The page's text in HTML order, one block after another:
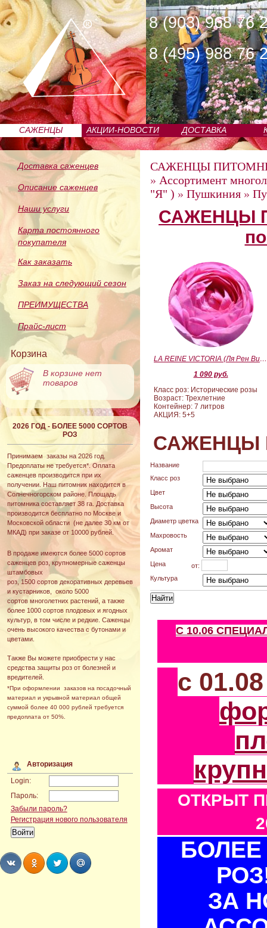
8 (903) 968 76
8 (495) 988 76
САЖЕНЦЫ
ПИТОМНИКА
АКЦИИ-НОВОСТИ ДОСТАВКА
Доставка саженцев
Описание саженцев
Наши услуги
Карта постоянного
покупателя
Как заказать
Заказ на следующий сезон
ПРЕИМУЩЕСТВА
Прайс-лист
Корзина
В корзине нет
товаров
2026 ГОД - БОЛЕЕ 5000 СОРТОВ
РОЗ
Принимаем заказы на 2026 год.
Предоплаты не требуется*. Оплата
саженцев производится при их
получении. Наш питомник находится в
Солнечногорском районе. Площадь
питомника составляет 38 га. Доставка
производится бесплатно по Москве и
Московской области (не далее 30 км от
МКАД) при заказе от 10000 рублей.
В продаже имеются более 5000 сортов
саженцев роз, крупномерные саженцы
штамбовых
роз, 1500 сортов декоративных деревьев
и кустарников, около 5000
сортов многолетних растений, а также
более 1000 сортов плодовых и ягодных
культур, в том числе и редкие. Саженцы
очень высокого качества с бутонами и
цветами.
Также Вы можете приобрести у нас
средства защиты роз от болезней и
вредителей.
*При оформлении заказов на посадочный
материал и укрывной материал общей
суммой более 40 000 рублей требуется
предоплата от 50%.
Авторизация
Login:
Пароль:
Забыли пароль?
Регистрация нового пользователя
САЖЕНЦЫ
» Ассортимент
"Я" ) » Пушкиния »
САЖЕНЦЫ
LA REINE VICTORIA (Ля Рен Виктория)
1 090 руб.
Класс роз: Исторические розы
Возраст: Трехлетние
Контейнер: 7 литров
АКЦИЯ: 5+5
САЖЕНЦЫ
Название
Класс роз
Цвет
Высота
Диаметр цветка
Махровость
Аромат
Цена
от:
Культура
С 10.06
с
ОТКРЫТ
БОЛЕЕ
ЗА